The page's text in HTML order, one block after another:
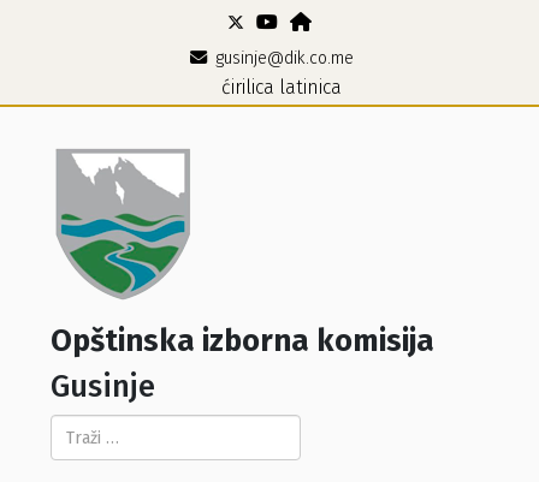
gusinje@dik.co.me
ćirilica latinica
Opštinska izborna komisija
Gusinje
Pretraga...